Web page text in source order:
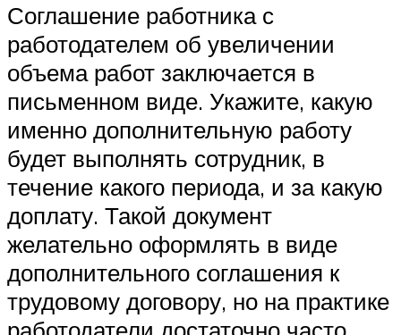
Соглашение работника с
работодателем об увеличении
объема работ заключается в
письменном виде. Укажите, какую
именно дополнительную работу
будет выполнять сотрудник, в
течение какого периода, и за какую
доплату. Такой документ
желательно оформлять в виде
дополнительного соглашения к
трудовому договору, но на практике